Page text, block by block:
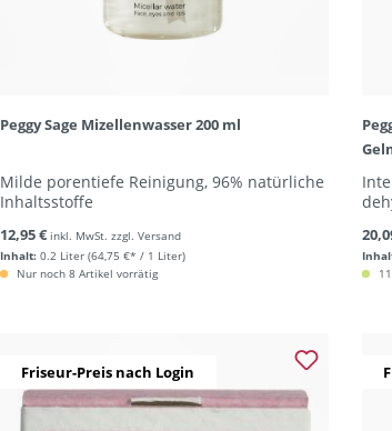
Peggy Sage Mizellenwasser 200 ml
Milde porentiefe Reinigung, 96% natürliche
Inhaltsstoffe
Inhalt: 0.2 Liter (64,75 €* / 1 Liter)
12,95 € inkl. MwSt. zzgl. Versand
Nur noch 8 Artikel vorrätig
Friseur-Preis nach Login